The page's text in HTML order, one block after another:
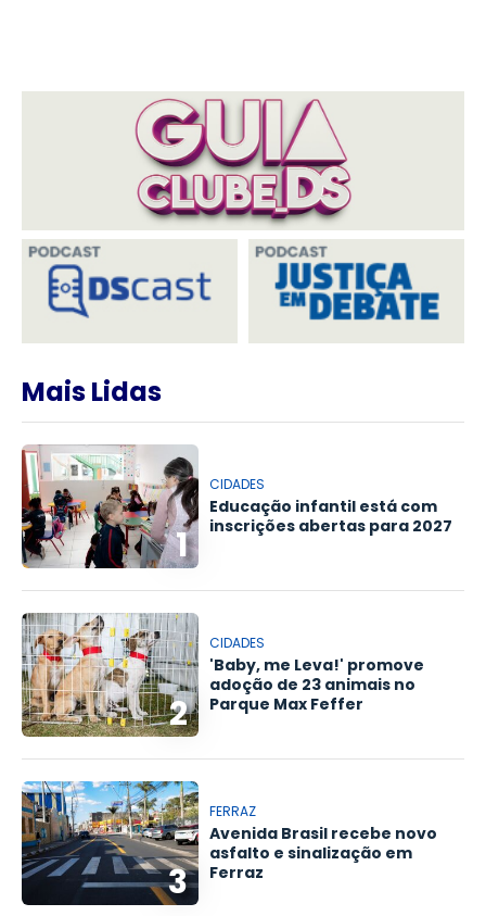
Mais Lidas
1
CIDADES
Educação infantil está com
inscrições abertas para 2027
2
CIDADES
'Baby, me Leva!' promove
adoção de 23 animais no
Parque Max Feffer
3
FERRAZ
Avenida Brasil recebe novo
asfalto e sinalização em
Ferraz